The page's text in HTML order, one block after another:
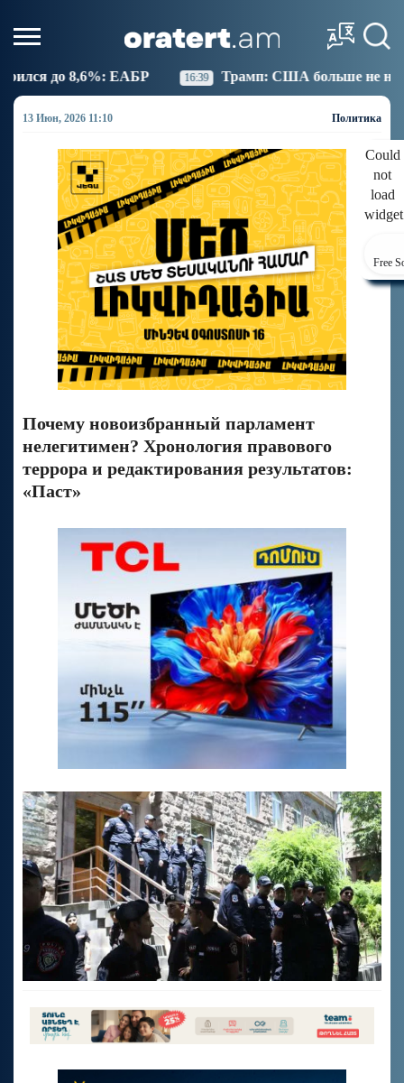
16:39 Трамп: США больше не намерены вести торговлю
13 Июн, 2026 11:10 Политика
Could
not
load
Free
Почему новоизбранный парламент
нелегитимен? Хронология правового
террора и редактирования результатов:
«Паст»